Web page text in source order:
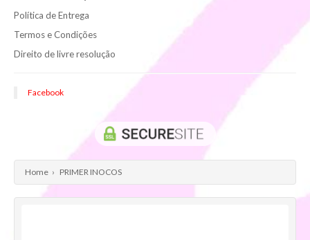
Política de Entrega
Termos e Condições
Direito de livre resolução
Facebook
Home › PRIMER INOCOS